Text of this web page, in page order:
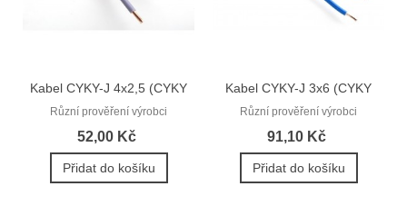
Kabel CYKY-J 4x2,5 (CYKY
4Bx2,5)
Různí prověření výrobci
52,00 Kč
Přidat do košíku
Kabel CYKY-J 3x6 (CYKY
3Cx6)
Různí prověření výrobci
91,10 Kč
Přidat do košíku